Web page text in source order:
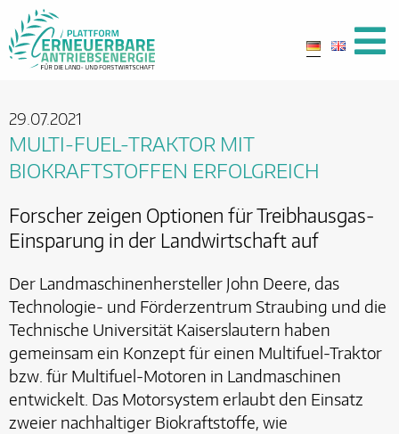
29.07.2021
MULTI-FUEL-TRAKTOR MIT
BIOKRAFTSTOFFEN ERFOLGREICH
Forscher zeigen Optionen für Treibhausgas-
Einsparung in der Landwirtschaft auf
Der Landmaschinenhersteller John Deere, das
Technologie- und Förderzentrum Straubing und die
Technische Universität Kaiserslautern haben
gemeinsam ein Konzept für einen Multifuel-Traktor
bzw. für Multifuel-Motoren in Landmaschinen
entwickelt. Das Motorsystem erlaubt den Einsatz
zweier nachhaltiger Biokraftstoffe, wie